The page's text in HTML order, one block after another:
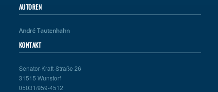
AUTOREN
André Tautenhahn
KONTAKT
Senator-Kraft-Straße 26
31515 Wunstorf
05031/959-4512